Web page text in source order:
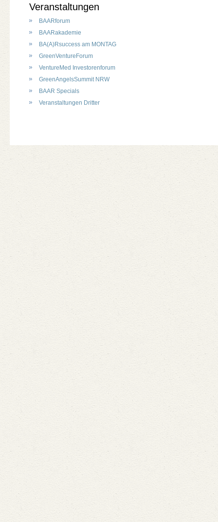
Veranstaltungen
BAARforum
BAARakademie
BA(A)Rsuccess am MONTAG
GreenVentureForum
VentureMed Investorenforum
GreenAngelsSummit NRW
BAAR Specials
Veranstaltungen Dritter